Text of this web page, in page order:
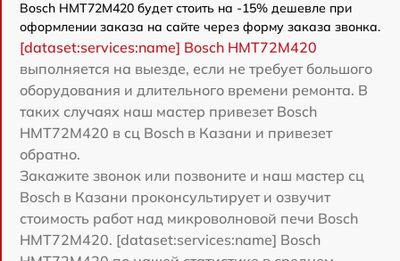
Bosch HMT72M420 будет стоить на -15% дешевле при
оформлении заказа на сайте через форму заказа звонка.
[dataset:services:name] Bosch HMT72M420
выполняется на выезде, если не требует большого
оборудования и длительного времени ремонта. В
таких случаях наш мастер привезет Bosch
HMT72M420 в сц Bosch в Казани и привезет
обратно.
Закажите звонок или позвоните и наш мастер сц
Bosch в Казани проконсультирует и озвучит
стоимость работ над микроволновой печи Bosch
HMT72M420. [dataset:services:name] Bosch